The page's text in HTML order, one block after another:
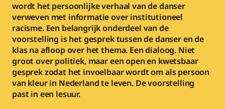
wordt het persoonlijke verhaal van de danser
verweven met informatie over institutioneel
racisme. Een belangrijk onderdeel van de
voorstelling is het gesprek tussen de danser en de
klas na afloop over het thema. Een dialoog. Niet
groot over politiek, maar een open en kwetsbaar
gesprek zodat het invoelbaar wordt om als persoon
van kleur in Nederland te leven. De voorstelling
past in een lesuur.